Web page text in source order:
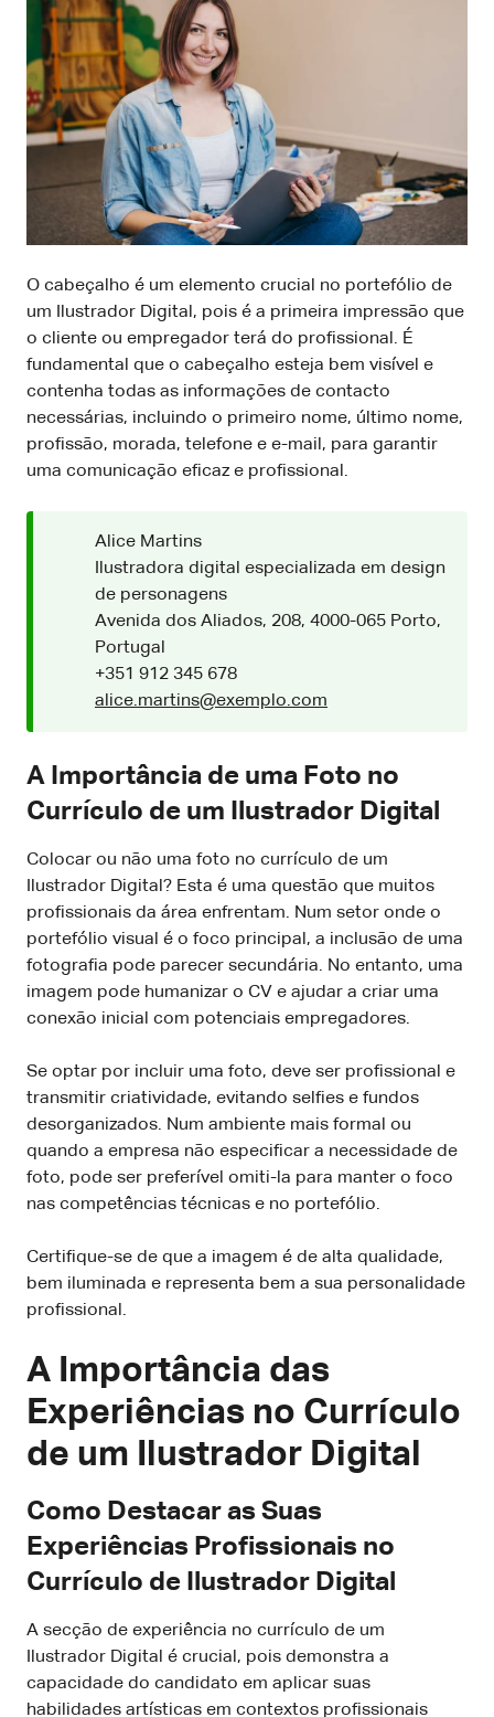
O cabeçalho é um elemento crucial no portefólio de
um Ilustrador Digital, pois é a primeira impressão que
o cliente ou empregador terá do profissional. É
fundamental que o cabeçalho esteja bem visível e
contenha todas as informações de contacto
necessárias, incluindo o primeiro nome, último nome,
profissão, morada, telefone e e-mail, para garantir
uma comunicação eficaz e profissional.
Alice Martins
Ilustradora digital especializada em design
de personagens
Avenida dos Aliados, 208, 4000-065 Porto,
Portugal
+351 912 345 678
alice.martins@exemplo.com
A Importância de uma Foto no
Currículo de um Ilustrador Digital
Colocar ou não uma foto no currículo de um
Ilustrador Digital? Esta é uma questão que muitos
profissionais da área enfrentam. Num setor onde o
portefólio visual é o foco principal, a inclusão de uma
fotografia pode parecer secundária. No entanto, uma
imagem pode humanizar o CV e ajudar a criar uma
conexão inicial com potenciais empregadores.
Se optar por incluir uma foto, deve ser profissional e
transmitir criatividade, evitando selfies e fundos
desorganizados. Num ambiente mais formal ou
quando a empresa não especificar a necessidade de
foto, pode ser preferível omiti-la para manter o foco
nas competências técnicas e no portefólio.
Certifique-se de que a imagem é de alta qualidade,
bem iluminada e representa bem a sua personalidade
profissional.
A Importância das
Experiências no Currículo
de um Ilustrador Digital
Como Destacar as Suas
Experiências Profissionais no
Currículo de Ilustrador Digital
A secção de experiência no currículo de um
Ilustrador Digital é crucial, pois demonstra a
capacidade do candidato em aplicar suas
habilidades artísticas em contextos profissionais